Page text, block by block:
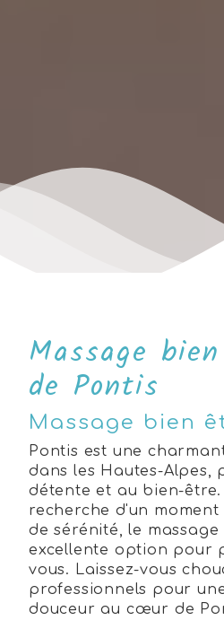
Massage
de Pontis
Massage bien
Pontis est une
dans les Hautes-Alpes,
détente et au bien-être.
recherche d'un
de sérénité, le
excellente option pour
vous. Laissez-vous
professionnels pour
douceur au cœur de